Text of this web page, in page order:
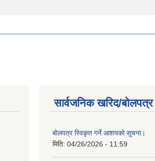
सार्वजनिक खरिद/
बोलपत्र स्विकृत गर्ने आशयको सूचना।
मिति: 04/26/2026 - 11:59